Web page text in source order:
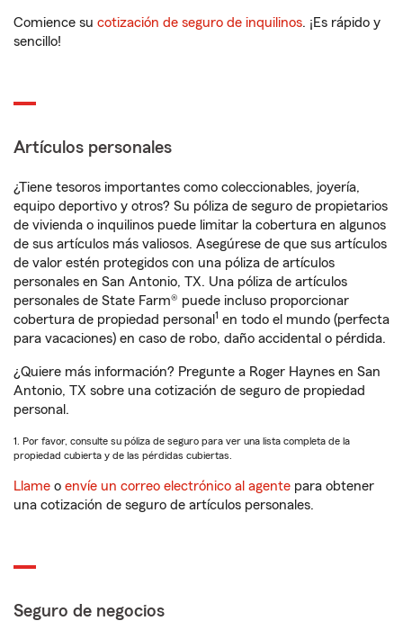
Comience su cotización de seguro de inquilinos. ¡Es rápido y
sencillo!
Artículos personales
¿Tiene tesoros importantes como coleccionables, joyería,
equipo deportivo y otros? Su póliza de seguro de propietarios
de vivienda o inquilinos puede limitar la cobertura en algunos
de sus artículos más valiosos. Asegúrese de que sus artículos
de valor estén protegidos con una póliza de artículos
personales en San Antonio, TX. Una póliza de artículos
personales de State Farm® puede incluso proporcionar
cobertura de propiedad personal 1 en todo el mundo (perfecta
para vacaciones) en caso de robo, daño accidental o pérdida.
¿Quiere más información? Pregunte a Roger Haynes en San
Antonio, TX sobre una cotización de seguro de propiedad
personal.
1. Por favor, consulte su póliza de seguro para ver una lista completa de la
propiedad cubierta y de las pérdidas cubiertas.
Llame o envíe un correo electrónico al agente para obtener
una cotización de seguro de artículos personales.
Seguro de negocios